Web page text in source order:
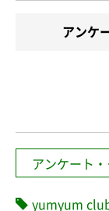
アンケ
アンケート
yumyum